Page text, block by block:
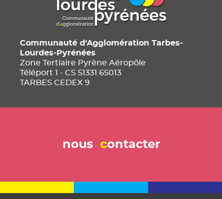
Communauté d'Agglomération Tarbes-
Lourdes-Pyrénées
Zone Tertiaire Pyrène Aéropôle
Téléport 1 - CS 51331 65013
TARBES CEDEX 9
nous contacter